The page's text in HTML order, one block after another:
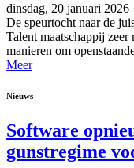
dinsdag, 20 januari 2026
De speurtocht naar de
Talent maatschappij
manieren om
Meer
Nieuws
Software
gunstregime